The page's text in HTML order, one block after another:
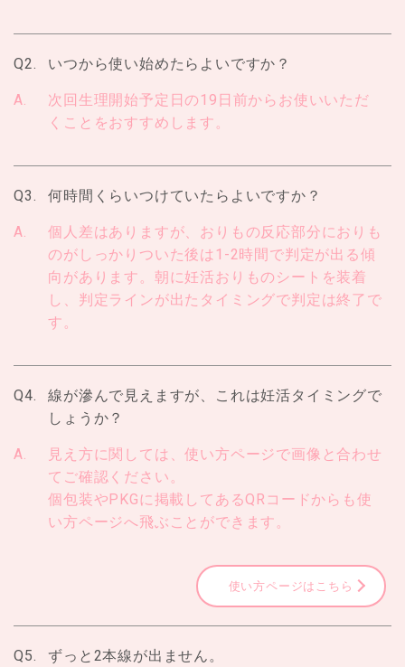
Q2. いつから使い始めたらよいですか？
A.
次回生理開始予定日の19日前からお使いいただ
くことをおすすめします。
Q3. 何時間くらいつけていたらよいですか？
A.
個人差はありますが、おりもの反応部分におりも
のがしっかりついた後は1-2時間で判定が出る傾
向があります。朝に妊活おりものシートを装着
し、判定ラインが出たタイミングで判定は終了で
す。
Q4.
線が滲んで見えますが、これは妊活タイミングで
しょうか？
A.
見え方に関しては、使い方ページで画像と合わせ
てご確認ください。
個包装やPKGに掲載してあるQRコードからも使
い方ページへ飛ぶことができます。
使い方ページはこちら
Q5. ずっと2本線が出ません。